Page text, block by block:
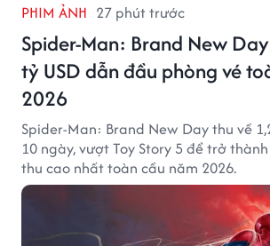
PHIM ẢNH 27 phút trước
Spider-Man: Brand New
tỷ USD dẫn đầu phòng vé
2026
Spider-Man: Brand New Day thu về
10 ngày, vượt Toy Story 5 để trở
thu cao nhất toàn cầu năm 2026.